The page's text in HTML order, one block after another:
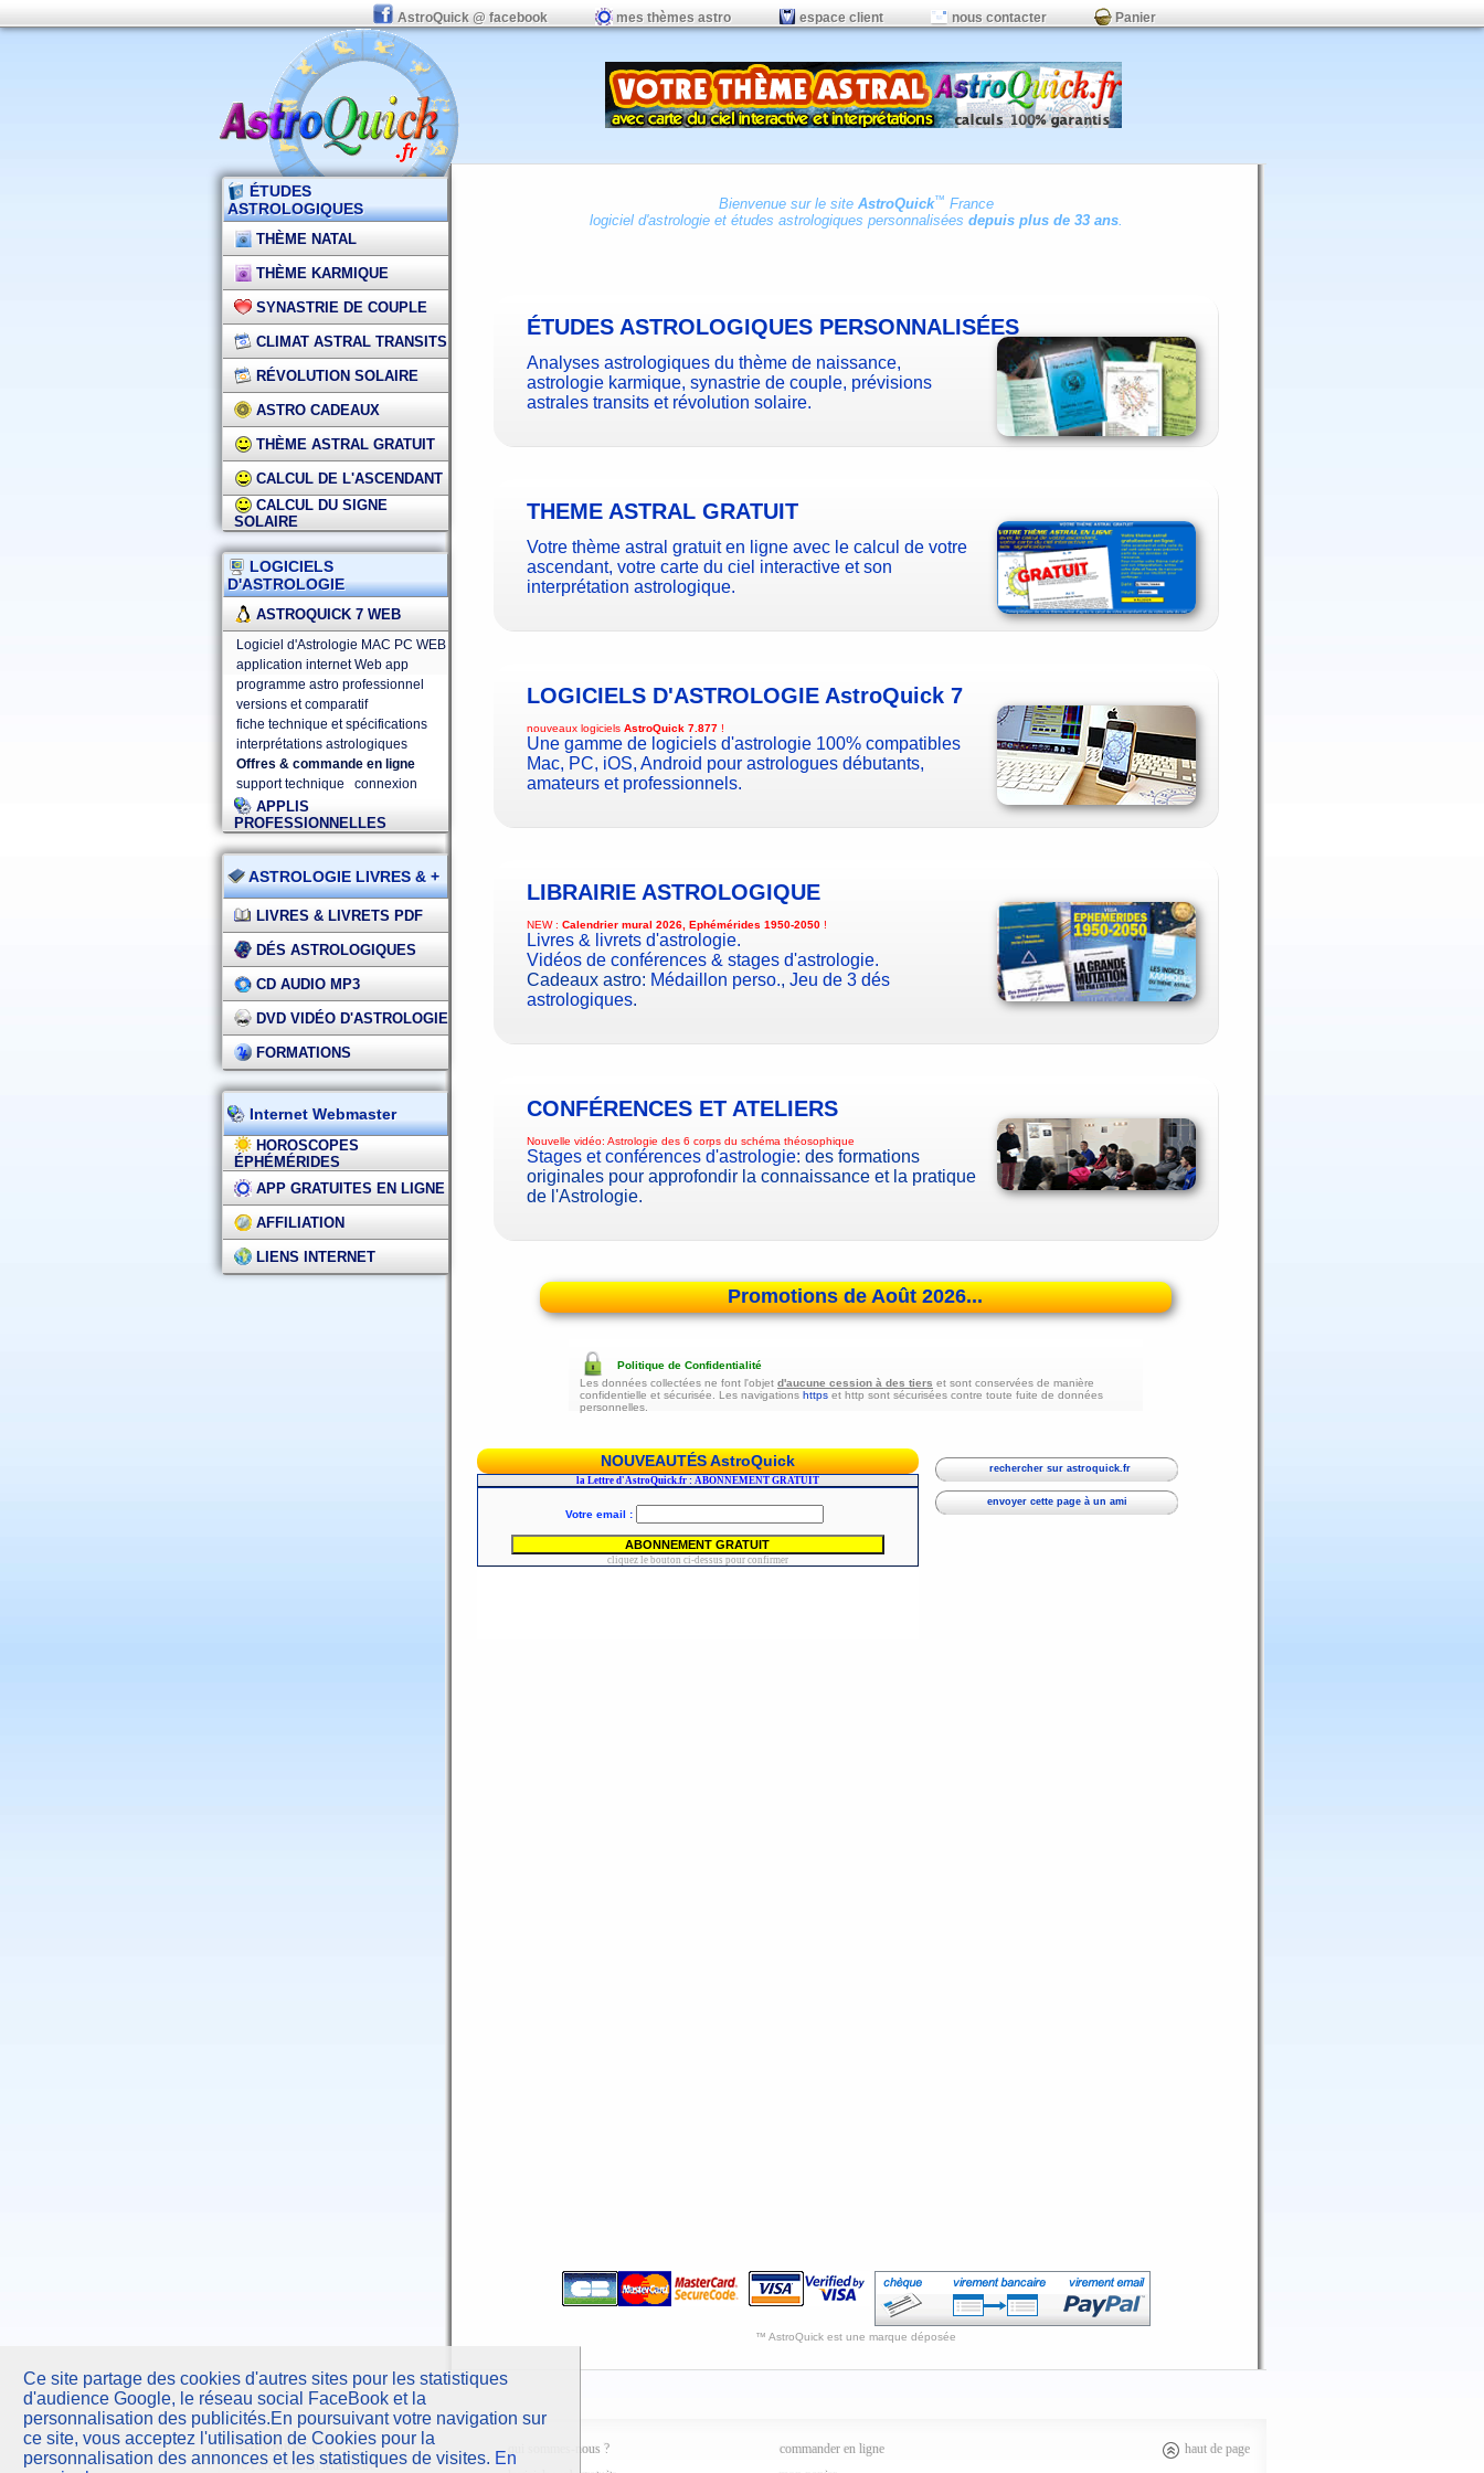
Ce site partage des cookies d'autres sites pour les statistiques
d'audience Google, le réseau social FaceBook et la
personnalisation des publicités.En poursuivant votre navigation sur
ce site, vous acceptez l'utilisation de Cookies pour la
personnalisation des annonces et les statistiques de visites. En
AstroQuick @ facebook mes thèmes astro espace client nous contacter Panier
ÉTUDES
ASTROLOGIQUES
THÈME NATAL
THÈME KARMIQUE
SYNASTRIE DE COUPLE
CLIMAT ASTRAL TRANSITS
RÉVOLUTION SOLAIRE
ASTRO CADEAUX
THÈME ASTRAL GRATUIT
CALCUL DE L'ASCENDANT
CALCUL DU SIGNE
SOLAIRE
LOGICIELS
D'ASTROLOGIE
ASTROQUICK 7 WEB
Logiciel d'Astrologie MAC PC WEB
application internet Web app
programme astro professionnel
versions et comparatif
fiche technique et spécifications
interprétations astrologiques
Offres & commande en ligne
support technique
connexion
APPLIS
PROFESSIONNELLES
ASTROLOGIE LIVRES & +
LIVRES & LIVRETS PDF
DÉS ASTROLOGIQUES
CD AUDIO MP3
DVD VIDÉO D'ASTROLOGIE
FORMATIONS
Internet Webmaster
HOROSCOPES
ÉPHÉMÉRIDES
APP GRATUITES EN LIGNE
AFFILIATION
LIENS INTERNET
Bienvenue sur le site AstroQuick™ France
logiciel d'astrologieet études astrologiques personnalisées depuis plus de 33 ans.
ÉTUDES ASTROLOGIQUES PERSONNALISÉES
Analyses astrologiques du thème de naissance,
astrologie karmique, synastrie de couple, prévisions
astrales transits et révolution solaire.
THEME ASTRAL GRATUIT
Votre thème astral gratuit en ligne avec le calcul de votre
ascendant, votre carte du ciel interactive et son
interprétation astrologique.
LOGICIELS D'ASTROLOGIE AstroQuick 7
nouveaux logiciels AstroQuick 7.877 !
Une gamme de logiciels d'astrologie 100% compatibles
Mac, PC, iOS, Android pour astrologues débutants,
amateurs et professionnels.
LIBRAIRIE ASTROLOGIQUE
NEW : Calendrier mural 2026, Ephémérides 1950-2050 !
Livres & livrets d'astrologie.
Vidéos de conférences & stages d'astrologie.
Cadeaux astro: Médaillon perso., Jeu de 3 dés
astrologiques.
CONFÉRENCES ET ATELIERS
Nouvelle vidéo: Astrologie des 6 corps du schéma théosophique
Stages et conférences d'astrologie: des formations
originales pour approfondir la connaissance et la pratique
de l'Astrologie.
Promotions de Août 2026...
Politique de Confidentialité
Les données collectées ne font l'objet d'aucune cession à des tiers et sont conservées de manière
confidentielle et sécurisée. Les navigations https et http sont sécurisées contre toute fuite de données
personnelles.
NOUVEAUTÉS AstroQuick rechercher sur astroquick.fr
envoyer cette page à un ami
™ AstroQuick est une marque déposée
AstroQuicksarl
10 Parc Club du Millénaire
qui sommes-nous ?
commander en ligne
haut de page